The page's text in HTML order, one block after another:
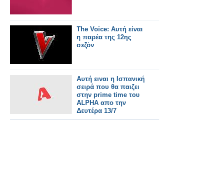
The Voice: Αυτή είναι
η παρέα της 12ης
σεζόν
Αυτή ειναι η Ισπανική
σειρά που θα παιζει
στην prime time του
ALPHA απο την
Δευτέρα 13/7